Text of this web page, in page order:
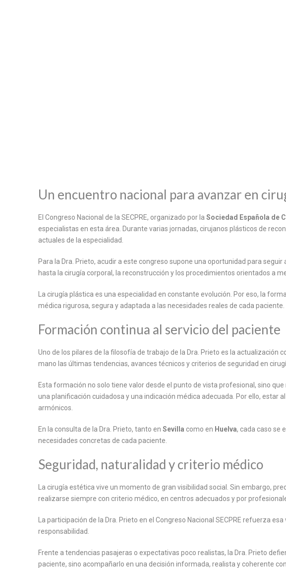
Un encuentro nacional para avanzar en
El Congreso Nacional de la SECPRE, organizado por la Sociedad Española de
especialistas en esta área. Durante varias jornadas, cirujanos plásticos de
actuales de la especialidad.
Para la Dra. Prieto, acudir a este congreso supone una oportunidad para
hasta la cirugía corporal, la reconstrucción y los procedimientos orientados a
La cirugía plástica es una especialidad en constante evolución. Por eso, la
médica rigurosa, segura y adaptada a las necesidades reales de cada paciente.
Formación continua al servicio del paciente
Uno de los pilares de la filosofía de trabajo de la Dra. Prieto es la actualización
mano las últimas tendencias, avances técnicos y criterios de seguridad en
Esta formación no solo tiene valor desde el punto de vista profesional, sino
una planificación cuidadosa y una indicación médica adecuada. Por ello,
armónicos.
En la consulta de la Dra. Prieto, tanto en Sevilla como en Huelva, cada caso se
necesidades concretas de cada paciente.
Seguridad, naturalidad y criterio médico
La cirugía estética vive un momento de gran visibilidad social. Sin embargo,
realizarse siempre con criterio médico, en centros adecuados y por
La participación de la Dra. Prieto en el Congreso Nacional SECPRE refuerza
responsabilidad.
Frente a tendencias pasajeras o expectativas poco realistas, la Dra. Prieto
paciente, sino acompañarlo en una decisión informada, realista y coherente